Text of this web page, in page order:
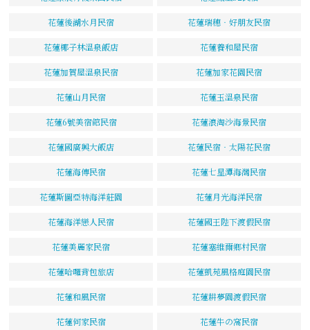
花蓮後湖水月民宿 花蓮瑞穗‧好朋友民宿
花蓮椰子林溫泉飯店 花蓮養和屋民宿
花蓮加賀屋溫泉民宿 花蓮加家花園民宿
花蓮山月民宿 花蓮玉溫泉民宿
花蓮6號美宿館民宿 花蓮浪淘沙海景民宿
花蓮國廣興大飯店 花蓮民宿‧太陽花民宿
花蓮海傳民宿 花蓮七星潭海灣民宿
花蓮斯圖亞特海洋莊園 花蓮月光海洋民宿
花蓮海洋戀人民宿 花蓮國王陛下渡假民宿
花蓮美麗家民宿 花蓮塞維爾鄉村民宿
花蓮哈囉背包旅店 花蓮凱苑風格庭園民宿
花蓮和風民宿 花蓮耕夢園渡假民宿
花蓮何家民宿 花蓮牛の窩民宿